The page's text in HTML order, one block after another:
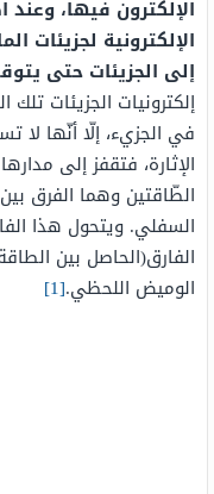
الإلكترون فيها، وعند
الإلكترونية لجزيئات
إلى الجزيئات حتى
إلكترونيات الجزيئات
في الجزيء، إلّا أنّها لا
الإثارة، فتقفز إلى
الطّاقتين وهما الفرق
السفلي. ويتحول هذا
الفارق(الحاصل بين
الوميض اللحظي.[1]